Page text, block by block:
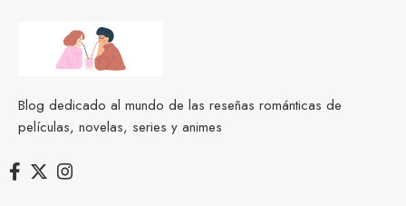
Blog dedicado al mundo de las reseñas románticas de
películas, novelas, series y animes